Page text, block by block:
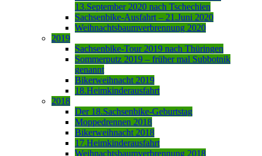
13.September 2020 nach Tschechien
Sachsenbike-Ausfahrt – 21.Juni 2020
Weihnachtsbaumverbrennung 2020
2019
Sachsenbike-Tour 2019 nach Thüringen
Sommerputz 2019 – früher mal Subbotnik
genannt
Bikerweihnacht 2019
18.Heimkinderausfahrt
2018
Der 18.Sachsenbike-Geburtstag
Moppedrennen 2018
Bikerweihnacht 2018
17.Heimkinderausfahrt
Weihnachtsbaumverbrennung 2018